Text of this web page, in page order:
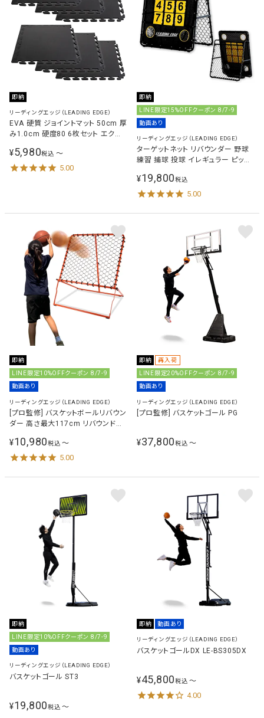
即納
リーディングエッジ（LEADING EDGE）
EVA 硬質 ジョイントマット 50cm 厚
み1.0cm 硬度80 6枚セット エクサ
¥5,980税込 〜
5.00
即納
LINE限定15%OFFクーポン 8/7-9
動画あり
リーディングエッジ（LEADING EDGE）
ターゲットネット リバウンダー 野球
練習 捕球 投球 イレギュラー ピッチ
LES-TN
¥19,800税込
5.00
即納
LINE限定10%OFFクーポン 8/7-9
動画あり
リーディングエッジ（LEADING EDGE）
[プロ監修] バスケットボールリバウン
ダー 高さ最大117cm リバウンドネ
¥10,980税込 〜
5.00
即納 再入荷
LINE限定20%OFFクーポン 8/7-9
動画あり
リーディングエッジ（LEADING EDGE）
[プロ監修] バスケットゴール PG
¥37,800税込 〜
即納
LINE限定10%OFFクーポン 8/7-9
動画あり
リーディングエッジ（LEADING EDGE）
バスケットゴール ST3
¥19,800税込 〜
即納 動画あり
リーディングエッジ（LEADING EDGE）
バスケットゴールDX LE-BS305DX
¥45,800税込 〜
4.00